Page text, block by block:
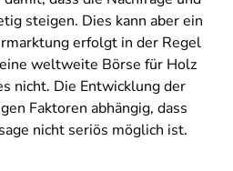
steigen. Dies kann aber ein
erfolgt in der Regel
weltweite Börse für Holz
nicht. Die Entwicklung der
Faktoren abhängig, dass
nicht seriös möglich ist.